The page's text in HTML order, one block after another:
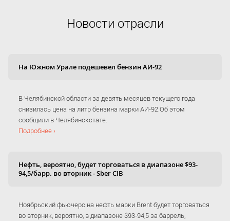
Новости отрасли
На Южном Урале подешевел бензин АИ-92
В Челябинской области за девять месяцев текущего года
снизилась цена на литр бензина марки АИ-92.Об этом
сообщили в Челябинскстате.
Подробнее ›
Нефть, вероятно, будет торговаться в диапазоне $93-
94,5/барр. во вторник - Sber CIB
Ноябрьский фьючерс на нефть марки Brent будет торговаться
во вторник, вероятно, в диапазоне $93-94,5 за баррель,